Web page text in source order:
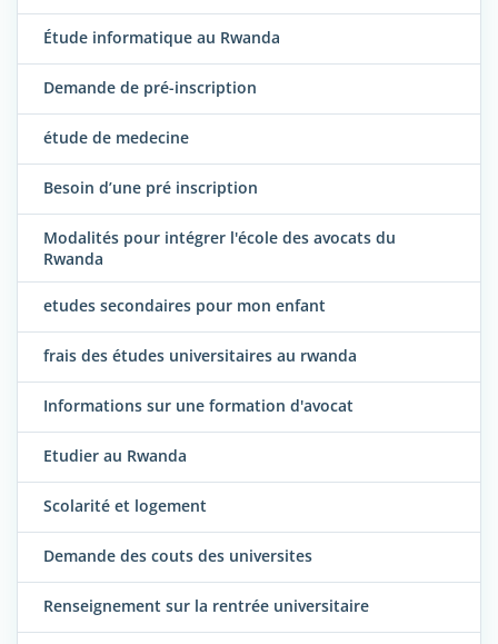
Étude informatique au Rwanda
Demande de pré-inscription
étude de medecine
Besoin d’une pré inscription
Modalités pour intégrer l'école des avocats du
Rwanda
etudes secondaires pour mon enfant
frais des études universitaires au rwanda
Informations sur une formation d'avocat
Etudier au Rwanda
Scolarité et logement
Demande des couts des universites
Renseignement sur la rentrée universitaire